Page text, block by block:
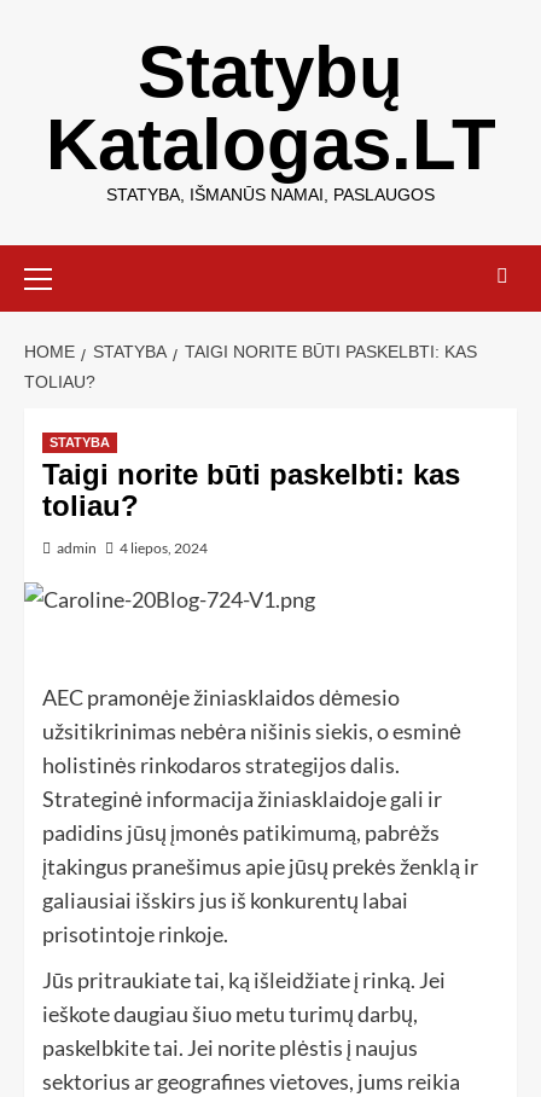
Statybų
Katalogas.LT
STATYBA, IŠMANŪS NAMAI, PASLAUGOS
HOME STATYBA
TAIGI NORITE BŪTI PASKELBTI: KAS
TOLIAU?
STATYBA
Taigi norite būti paskelbti: kas
toliau?
admin 4 liepos, 2024
AEC pramonėje žiniasklaidos dėmesio
užsitikrinimas nebėra nišinis siekis, o esminė
holistinės rinkodaros strategijos dalis.
Strateginė informacija žiniasklaidoje gali ir
padidins jūsų įmonės patikimumą, pabrėžs
įtakingus pranešimus apie jūsų prekės ženklą ir
galiausiai išskirs jus iš konkurentų labai
prisotintoje rinkoje.
Jūs pritraukiate tai, ką išleidžiate į rinką. Jei
ieškote daugiau šiuo metu turimų darbų,
paskelbkite tai. Jei norite plėstis į naujus
sektorius ar geografines vietoves, jums reikia